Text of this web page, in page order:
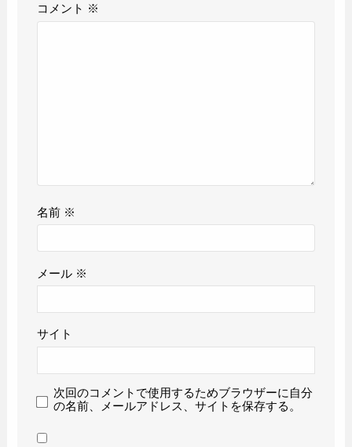
コメント ※
名前 ※
メール ※
サイト
次回のコメントで使用するためブラウザーに自分
の名前、メールアドレス、サイトを保存する。